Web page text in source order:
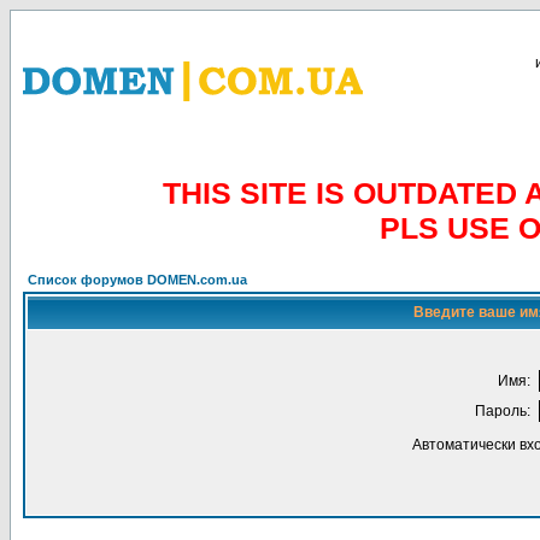
THIS SITE IS OUTDATED
PLS USE
Список форумов DOMEN.com.ua
Введите ваше
Имя:
Пароль:
Автоматически